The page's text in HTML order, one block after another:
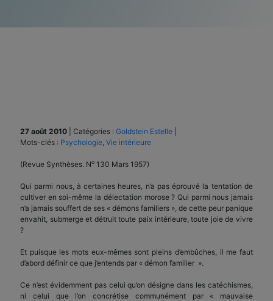
27 août 2010 Catégories : Goldstein Estelle
Mots-clés : Psychologie Vie intérieure
(Revue Synthèses. No 130 Mars 1957)
Qui parmi nous, à certaines heures, n’a pas éprouvé la tentation de
cultiver en soi-même la délectation morose ? Qui parmi nous jamais
n’a jamais souffert de ses « démons familiers », de cette peur panique
envahit, submerge et détruit toute paix intérieure, toute joie de vivre
?
Et puisque les mots eux-mêmes sont pleins d’embûches, il me faut
d’abord définir ce que j’entends par « démon familier ».
Ce n’est évidemment pas celui qu’on désigne dans les catéchismes,
ni celui que l’on concrétise communément par « mauvaise